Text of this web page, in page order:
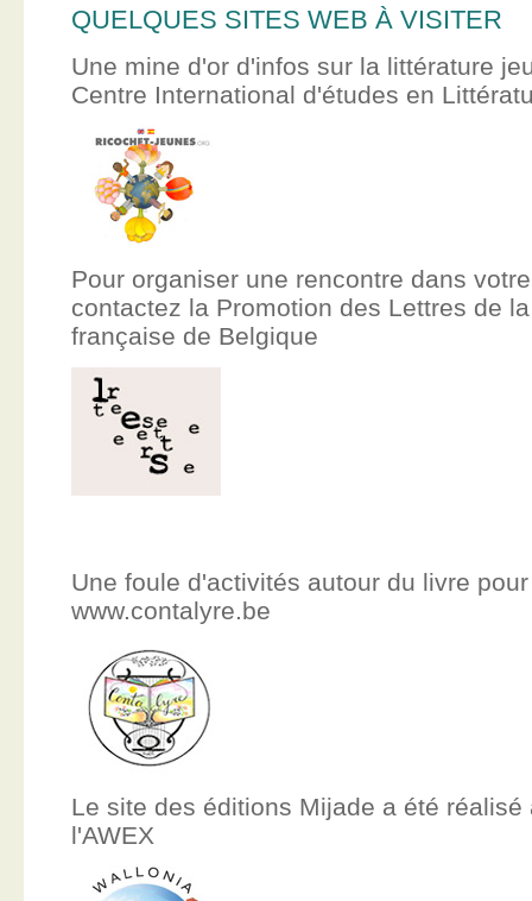
QUELQUES SITES WEB À VISITER
Une mine d'or d'infos sur la littérature
Centre International d'études en
Pour organiser une rencontre dans
contactez la Promotion des Lettres de
française de Belgique
Une foule d'activités autour du livre
www.contalyre.be
Le site des éditions Mijade a été réalisé
l'AWEX